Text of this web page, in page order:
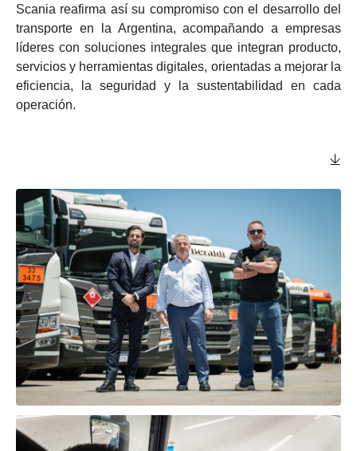
Scania reafirma así su compromiso con el desarrollo del
transporte en la Argentina, acompañando a empresas
líderes con soluciones integrales que integran producto,
servicios y herramientas digitales, orientadas a mejorar la
eficiencia, la seguridad y la sustentabilidad en cada
operación.